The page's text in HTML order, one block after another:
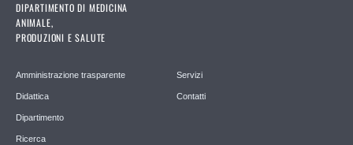
DIPARTIMENTO DI MEDICINA
ANIMALE,
PRODUZIONI E SALUTE
Amministrazione trasparente
Didattica
Dipartimento
Ricerca
Servizi
Contatti